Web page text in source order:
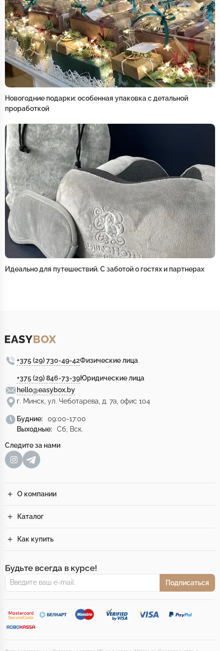
Новогодние подарки: особенная упаковка с детальной
проработкой
Идеально для путешествий. С заботой о гостях и партнерах
+375 (29) 730-49-42Физические лица
+375 (29) 846-73-39Юридические лица
hello@easybox.by
г. Минск, ул. Чеботарева, д. 7а, офис 104
Будние:
09:00-17:00
Выходные:
Сб, Вск.
Следите за нами
О компании
Каталог
Как купить
Будьте всегда в курсе!
Подписаться